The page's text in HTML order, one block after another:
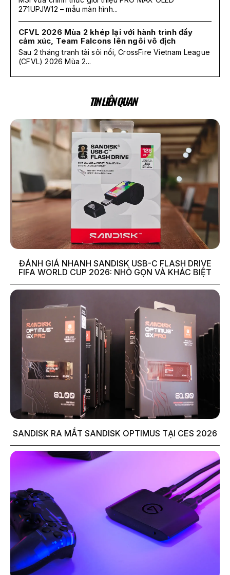
271UPJW12 – mẫu màn hình...
CFVL 2026 Mùa 2 khép lại với hành trình đầy
cảm xúc, Team Falcons lên ngôi vô địch
Sau 2 tháng tranh tài sôi nổi, CrossFire Vietnam League
(CFVL) 2026 Mùa 2...
TIN LIÊN QUAN
ĐÁNH GIÁ NHANH SANDISK USB-C FLASH DRIVE
FIFA WORLD CUP 2026: NHỎ GỌN VÀ KHÁC BIỆT
SANDISK RA MẮT SANDISK OPTIMUS TẠI CES 2026